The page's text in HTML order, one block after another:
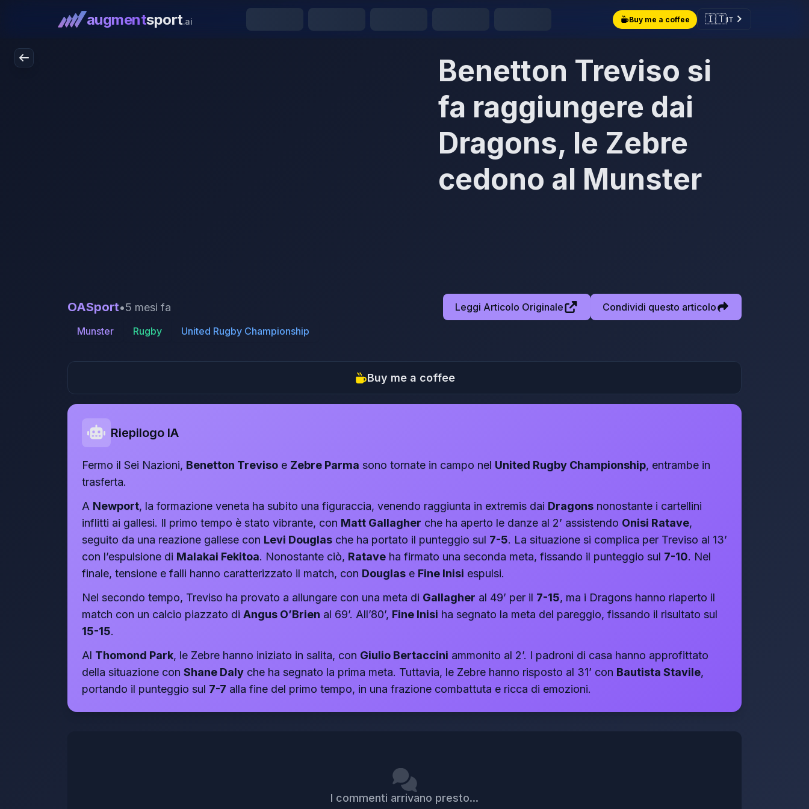
augmentsport.ai Buy me a coffee 🇮🇹IT
Benetton Treviso si
fa raggiungere dai
Dragons, le Zebre
cedono al Munster
OASport•5 mesi fa Leggi Articolo Originale
Condividi questo articolo
Munster
Rugby United Rugby Championship
Buy me a coffee
Riepilogo IA
Fermo il Sei Nazioni, Benetton Treviso e Zebre Parma sono tornate in campo nel United Rugby Championship, entrambe in
trasferta.
A Newport, la formazione veneta ha subito una figuraccia, venendo raggiunta in extremis dai Dragons nonostante i cartellini
inflitti ai gallesi. Il primo tempo è stato vibrante, con Matt Gallagher che ha aperto le danze al 2’ assistendo Onisi Ratave,
seguito da una reazione gallese con Levi Douglas che ha portato il punteggio sul 7-5. La situazione si complica per Treviso al 13’
con l’espulsione di Malakai Fekitoa. Nonostante ciò, Ratave ha firmato una seconda meta, fissando il punteggio sul 7-10. Nel
finale, tensione e falli hanno caratterizzato il match, con Douglas e Fine Inisi espulsi.
Nel secondo tempo, Treviso ha provato a allungare con una meta di Gallagher al 49’ per il 7-15, ma i Dragons hanno riaperto il
match con un calcio piazzato di Angus O’Brien al 69’. All’80’, Fine Inisi ha segnato la meta del pareggio, fissando il risultato sul
15-15.
Al Thomond Park, le Zebre hanno iniziato in salita, con Giulio Bertaccini ammonito al 2’. I padroni di casa hanno approfittato
della situazione con Shane Daly che ha segnato la prima meta. Tuttavia, le Zebre hanno risposto al 31’ con Bautista Stavile,
portando il punteggio sul 7-7 alla fine del primo tempo, in una frazione combattuta e ricca di emozioni.
I commenti arrivano presto...